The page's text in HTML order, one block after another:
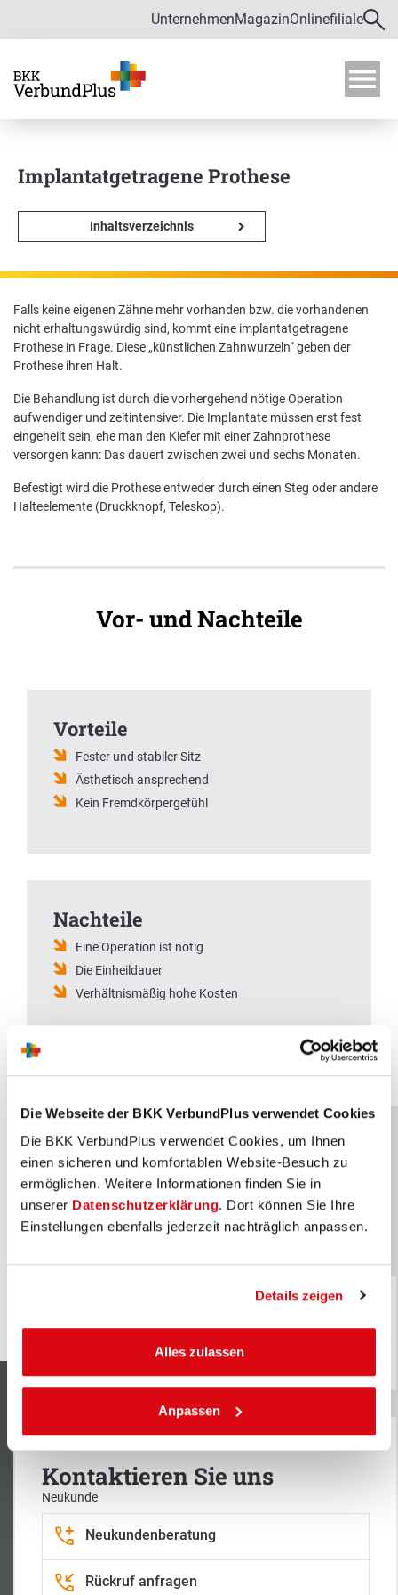
Die Webseite der BKK VerbundPlus verwendet Cookies
Die BKK VerbundPlus verwendet Cookies, um Ihnen
einen sicheren und komfortablen Website-Besuch zu
ermöglichen. Weitere Informationen finden Sie in
unserer Datenschutzerklärung. Dort können Sie Ihre
Einstellungen ebenfalls jederzeit nachträglich anpassen.
Details zeigen
Alles zulassen
Anpassen
Unternehmen
Über uns
Bekämpfung von Fehlverhalten im
Gesundheitswesen
Verwaltungsrat
Karriere
Nachhaltigkeit bei der BKK VerbundPlus
Markenbotschafter
Presse
MagazinOnlinefiliale
o
ö
f
n
e
Implantatgetragene Prothese
Inhaltsverzeichnis
Falls keine eigenen Zähne mehr vorhanden bzw. die vorhandenen
nicht erhaltungswürdig sind, kommt eine implantatgetragene
Prothese in Frage. Diese „künstlichen Zahnwurzeln“ geben der
Prothese ihren Halt.
Die Behandlung ist durch die vorhergehend nötige Operation
aufwendiger und zeitintensiver. Die Implantate müssen erst fest
eingeheilt sein, ehe man den Kiefer mit einer Zahnprothese
versorgen kann: Das dauert zwischen zwei und sechs Monaten.
Befestigt wird die Prothese entweder durch einen Steg oder andere
Halteelemente (Druckknopf, Teleskop).
Vor- und Nachteile
Vorteile
Fester und stabiler Sitz
Ästhetisch ansprechend
Kein Fremdkörpergefühl
Nachteile
Eine Operation ist nötig
Die Einheildauer
Verhältnismäßig hohe Kosten
Kontaktieren Sie uns
Neukunde
Neukundenberatung
Rückruf anfragen
Unser Markenbotschafter: Justus
Strelow
(Olympia Medaillen-Gewinner im Biathlon)
Mein bester
VerbundPlus
Mehr erfahren
Unser Markenbotschafter:
Zentrale Postanschrift
BKK VerbundPlus
Zeppelinring 13
Direkt zur Hauptnavigation (Enter drücken)
Direkt zur Suche (Enter drücken)
Direkt zum Hauptinhalt (Enter drücken)